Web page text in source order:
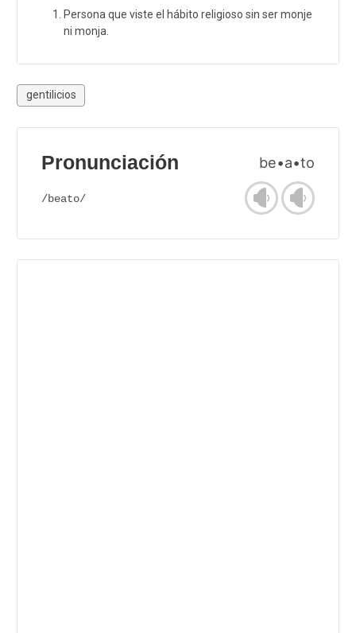
Persona que viste el hábito religioso sin ser monje
ni monja.
gentilicios
Pronunciación be•a•to
/beato/